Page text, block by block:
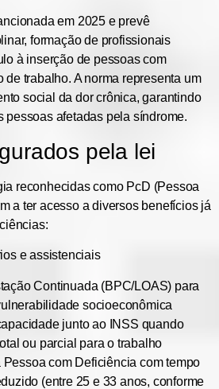
em 2025 e prevê
formação de profissionais
à inserção de pessoas com
trabalho. A norma representa um
social da dor crônica, garantindo
pessoas afetadas pela síndrome.
pela lei
reconhecidas como PcD (Pessoa
a ter acesso a diversos benefícios já
e assistenciais
Continuada (BPC/LOAS) para
socioeconômica
junto ao INSS quando
ou parcial para o trabalho
com Deficiência com tempo
(entre 25 e 33 anos, conforme